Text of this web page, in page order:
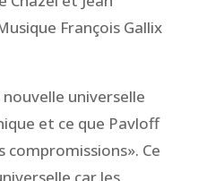
François Gallix
universelle
et ce que Pavloff
compromissions». Ce
car les